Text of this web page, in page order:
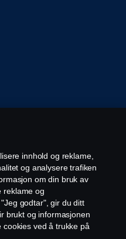
innhold og reklame,
og analysere trafiken
om din bruk av
reklame og
godtar", gir du ditt
brukt og informasjonen
ved å trukke på